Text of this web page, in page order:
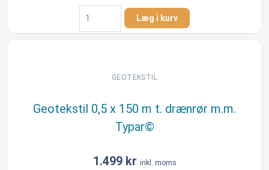
Geotekstil
0,3
x
m.m.
Typar©
Læg i kurv
GEOTEKSTIL
Geotekstil 0,5 x 150 m t. drænrør m.m.
Typar©
1.499 kr inkl. moms